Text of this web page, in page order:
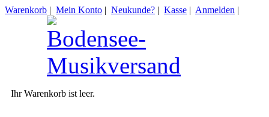
Warenkorb | Mein Konto | Neukunde? | Kasse | Anmelden |
Ihr Warenkorb ist leer.